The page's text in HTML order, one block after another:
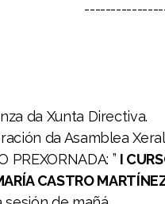
da Xunta Directiva.
da Asamblea
PREXORNADA: ” I
CASTRO